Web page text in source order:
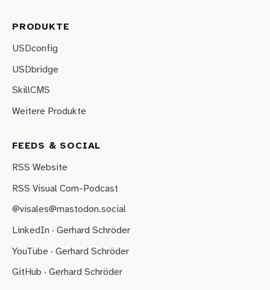
PRODUKTE
USDconfig
USDbridge
SkillCMS
Weitere Produkte
FEEDS & SOCIAL
RSS Website
RSS Visual Com-Podcast
@visales@mastodon.social
LinkedIn · Gerhard Schröder
YouTube · Gerhard Schröder
GitHub · Gerhard Schröder